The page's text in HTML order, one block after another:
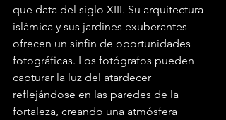
que data del siglo XIII. Su arquitectura
islámica y sus jardines exuberantes
ofrecen un sinfín de oportunidades
fotográficas. Los fotógrafos pueden
capturar la luz del atardecer
reflejándose en las paredes de la
fortaleza, creando una atmósfera